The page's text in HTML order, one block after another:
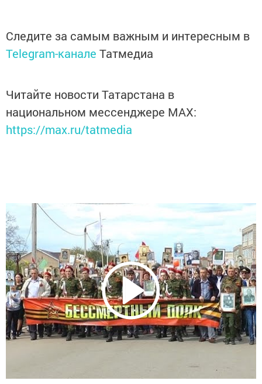
Следите за самым важным и интересным в
Telegram-канале Татмедиа
Читайте новости Татарстана в
национальном мессенджере MАХ:
https://max.ru/tatmedia